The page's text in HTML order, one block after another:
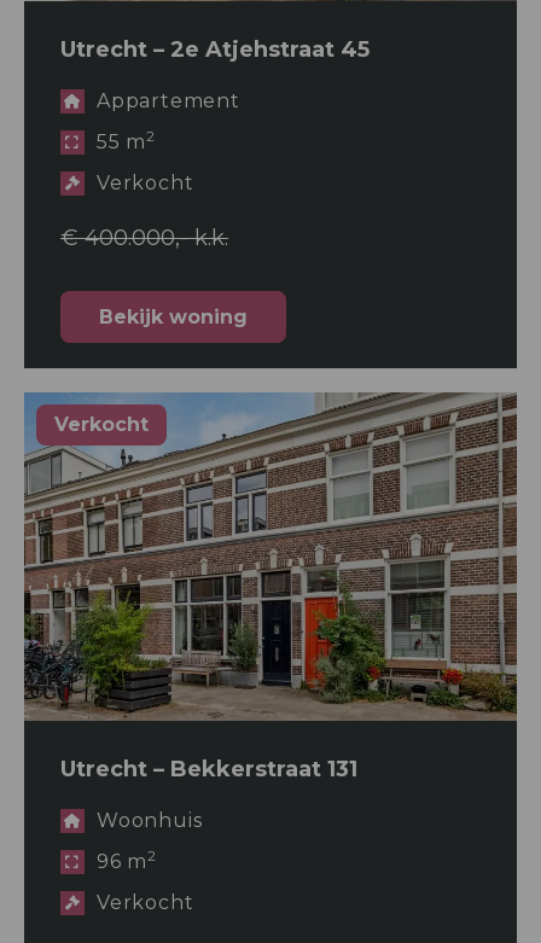
Utrecht – 2e Atjehstraat 45
Appartement
55 m2
Verkocht
€ 400.000,- k.k.
Bekijk woning
Verkocht
Utrecht – Bekkerstraat 131
Woonhuis
96 m2
Verkocht